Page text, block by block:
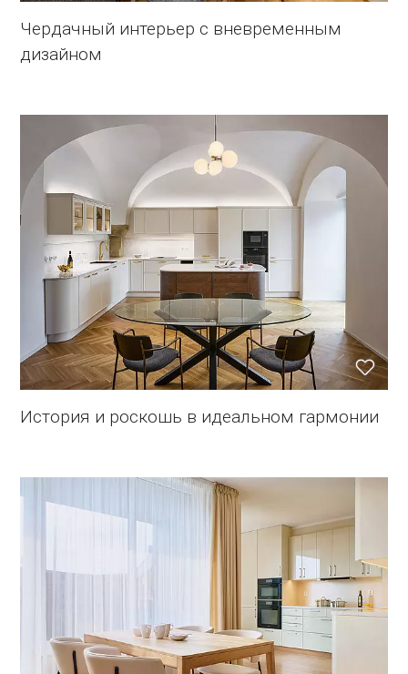
Чердачный интерьер с вневременным
дизайном
История и роскошь в идеальном гармонии